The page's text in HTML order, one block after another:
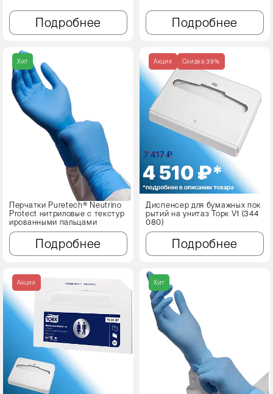
Подробнее Подробнее
Хит
Перчатки Puretech® Neutrino
Protect нитриловые с текстур
ированными пальцами
Подробнее
Акция Cкидка 39%
Диспенсер для бумажных пок
рытий на унитаз Торк V1 (344
080)
Подробнее
Акция Хит